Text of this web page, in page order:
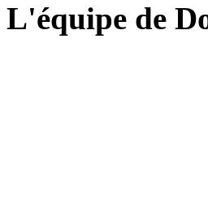
L'équipe de